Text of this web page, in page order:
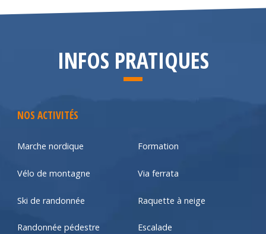
INFOS PRATIQUES
NOS ACTIVITÉS
Marche nordique Formation
Vélo de montagne Via ferrata
Ski de randonnée Raquette à neige
Randonnée pédestre Escalade